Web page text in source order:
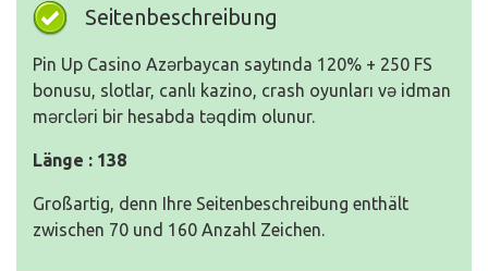
Seitenbeschreibung
Pin Up Casino Azərbaycan saytında 120% + 250 FS
bonusu, slotlar, canlı kazino, crash oyunları və idman
mərcləri bir hesabda təqdim olunur.
Länge : 138
Großartig, denn Ihre Seitenbeschreibung enthält
zwischen 70 und 160 Anzahl Zeichen.